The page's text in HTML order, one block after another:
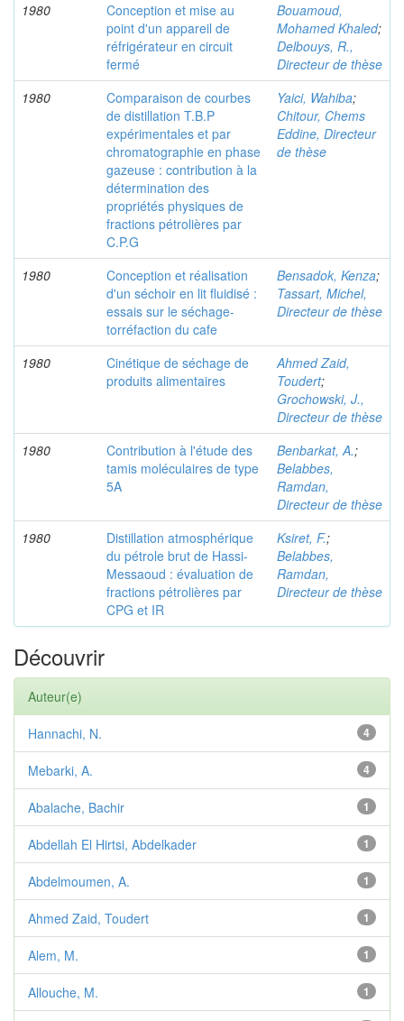
1980
Conception et mise au
point d'un appareil de
réfrigérateur en circuit
fermé
Bouamoud,
Mohamed Khaled;
Delbouys, R.,
Directeur de thèse
1980
Comparaison de courbes
de distillation T.B.P
expérimentales et par
chromatographie en phase
gazeuse : contribution à la
détermination des
propriétés physiques de
fractions pétrolières par
C.P.G
Yaici, Wahiba;
Chitour, Chems
Eddine, Directeur
de thèse
1980
Conception et réalisation
d'un séchoir en lit fluidisé :
essais sur le séchage-
torréfaction du cafe
Bensadok, Kenza;
Tassart, Michel,
Directeur de thèse
1980
Cinétique de séchage de
produits alimentaires
Ahmed Zaid,
Toudert;
Grochowski, J.,
Directeur de thèse
1980
Contribution à l'étude des
tamis moléculaires de type
5A
Benbarkat, A.;
Belabbes,
Ramdan,
Directeur de thèse
1980
Distillation atmosphérique
du pétrole brut de Hassi-
Messaoud : évaluation de
fractions pétrolières par
CPG et IR
Ksiret, F.;
Belabbes,
Ramdan,
Directeur de thèse
Découvrir
Auteur(e)
4
Hannachi, N.
4
Mebarki, A.
1
Abalache, Bachir
1
Abdellah El Hirtsi, Abdelkader
1
Abdelmoumen, A.
1
Ahmed Zaid, Toudert
1
Alem, M.
1
Allouche, M.